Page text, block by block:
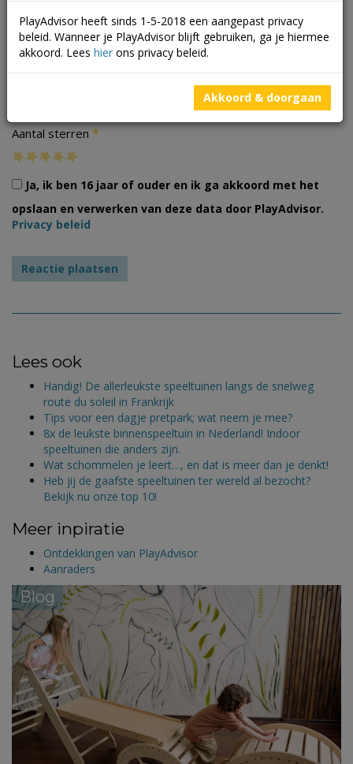
Aantal sterren *
Ja, ik ben 16 jaar of ouder en ik ga akkoord met het
opslaan en verwerken van deze data door PlayAdvisor.
Privacy beleid
Lees ook
Handig! De allerleukste speeltuinen langs de snelweg
route du soleil in Frankrijk
Tips voor een dagje pretpark; wat neem je mee?
8x de leukste binnenspeeltuin in Nederland! Indoor
speeltuinen die anders zijn.
Wat schommelen je leert…, en dat is meer dan je denkt!
Heb jij de gaafste speeltuinen ter wereld al bezocht?
Bekijk nu onze top 10!
Meer inpiratie
Ontdekkingen van PlayAdvisor
Aanraders
Blog
PlayAdvisor heeft sinds 1-5-2018 een aangepast privacy
beleid. Wanneer je PlayAdvisor blijft gebruiken, ga je hiermee
akkoord. Lees hier ons privacy beleid.
Akkoord & doorgaan